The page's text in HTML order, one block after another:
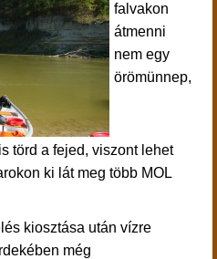
falvakon
átmenni
nem egy
örömünnep,
törd a fejed, viszont lehet
ki lát meg több MOL
kiosztása után vízre
még